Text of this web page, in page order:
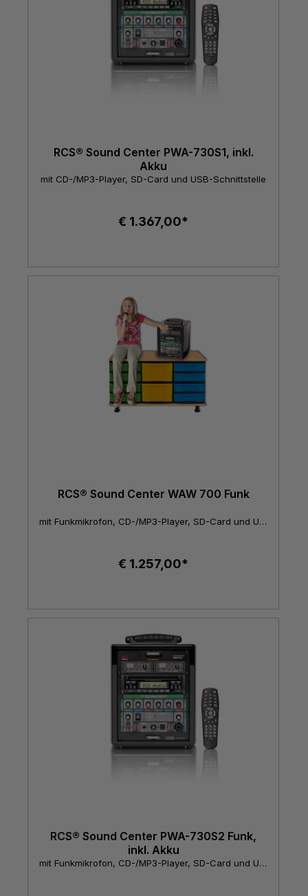
RCS® Sound Center PWA-730S1, inkl.
Akku
mit CD-/MP3-Player, SD-Card und USB-Schnittstelle
€ 1.367,00*
RCS® Sound Center WAW 700 Funk
mit Funkmikrofon, CD-/MP3-Player, SD-Card und USB-Schnittstelle
€ 1.257,00*
RCS® Sound Center PWA-730S2 Funk,
inkl. Akku
mit Funkmikrofon, CD-/MP3-Player, SD-Card und USB-Schnittstelle